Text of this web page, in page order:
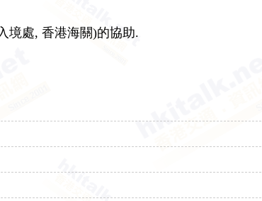
境處, 香港海關)的協助.